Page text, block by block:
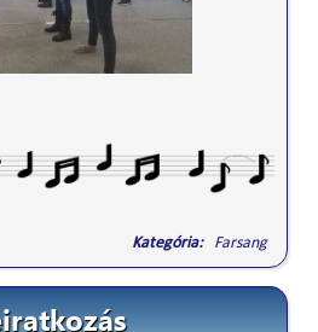
Kategória: Farsang